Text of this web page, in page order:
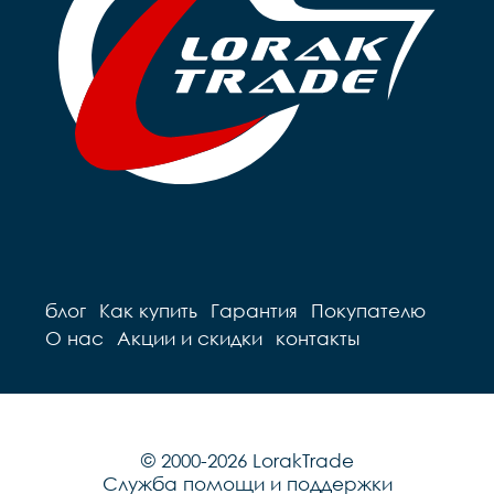
Седло		детское на
пружинах
Педали		Пластиковые
Подседельный штырь
сталь
Вес		9.7 кг
пружинах
Подседельный
блог Как купить Гарантия
Покупателю
О нас
Акции и скидки контакты
© 2000-2026 LorakTrade
Служба помощи и поддержки